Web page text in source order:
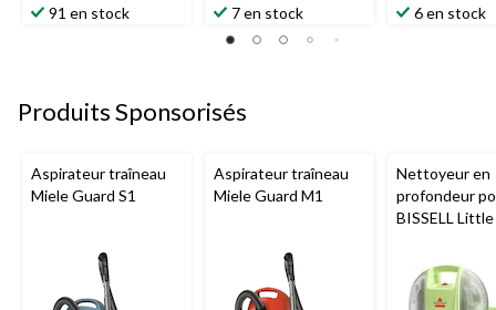
91 en stock 7 en stock 6 en stock
Produits Sponsorisés
Aspirateur traîneau
Miele Guard S1
Aspirateur traîneau
Miele Guard M1
Nettoyeur en
profondeur
BISSELL
tapis et tissus